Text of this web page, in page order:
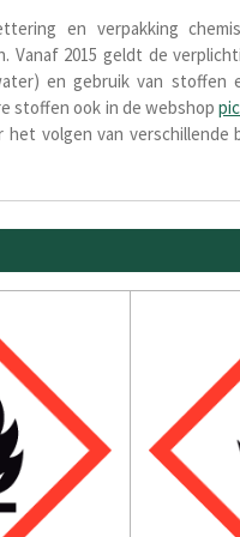
en verpakking
Vanaf 2015 geldt de
en gebruik van stoffen
stoffen ook in de webshop
volgen van verschillende